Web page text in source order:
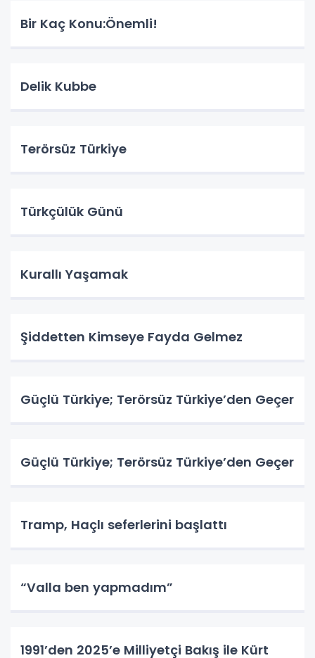
Bir Kaç Konu:Önemli!
Delik Kubbe
Terörsüz Türkiye
Türkçülük Günü
Kurallı Yaşamak
Şiddetten Kimseye Fayda Gelmez
Güçlü Türkiye; Terörsüz Türkiye’den Geçer
Güçlü Türkiye; Terörsüz Türkiye’den Geçer
Tramp, Haçlı seferlerini başlattı
“Valla ben yapmadım”
1991’den 2025’e Milliyetçi Bakış ile Kürt